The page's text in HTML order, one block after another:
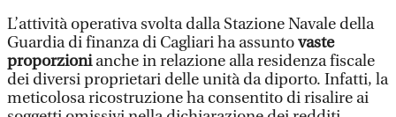
L’attività operativa svolta dalla Stazione Navale della
Guardia di finanza di Cagliari ha assuntovaste
proporzionianche in relazione alla residenza fiscale
dei diversi proprietari delle unità da diporto. Infatti, la
meticolosa ricostruzione ha consentito di risalire ai